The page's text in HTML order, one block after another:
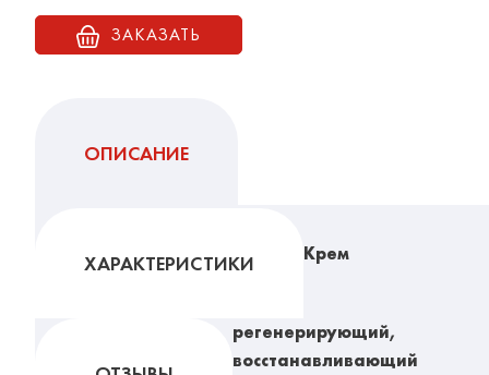
ЗАКАЗАТЬ
ОПИСАНИЕ
ХАРАКТЕРИСТИКИ Крем
регенерирующий,
восстанавливающий